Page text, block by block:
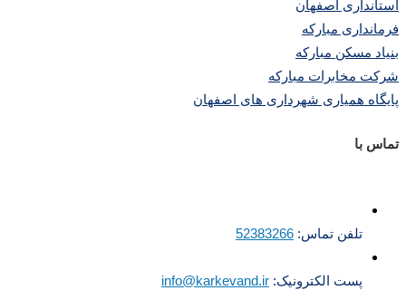
استانداری اصفهان
فرمانداری مبارکه
بنیاد مسکن مبارکه
شرکت مخابرات مبارکه
پایگاه همیاری شهرداری های اصفهان
تماس با
تلفن تماس: 52383266
پست الکترونیک: info@karkevand.ir